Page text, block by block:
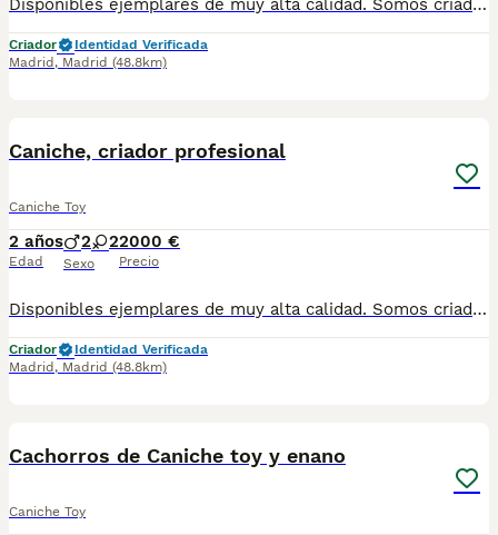
Disponibles ejemplares de muy alta calidad. Somos criadores con muchos años de experiencia en la raza, responsables y entregamos nuestros ejemplares con toda su documentación en regla Pedimos seriedad Contacto : 679 67 30 10 Web : altodelpago.es Instagram : @altodelpago
Criador
Identidad Verificada
Madrid , Madrid (48.8km)
Caniche, criador profesional
Caniche Toy
2 años
Edad
2 2
Sexo
2000 €
Precio
Disponibles ejemplares de muy alta calidad. Somos criadores con muchos años de experiencia en la raza, responsables y entregamos nuestros ejemplares con toda su documentación en regla Pedimos seriedad Contacto : 679 67 30 10 Web : altodelpago.es Instagram : @altodelpago
Criador
Identidad Verificada
Madrid , Madrid (48.8km)
Cachorros de Caniche toy y enano
Caniche Toy